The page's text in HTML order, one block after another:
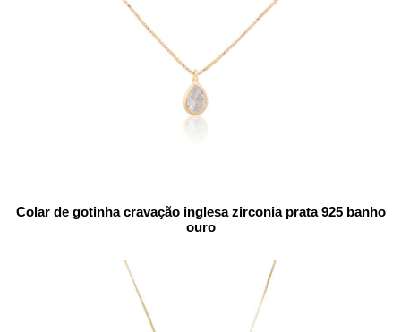
Colar de gotinha cravação inglesa zirconia prata 925 banho
ouro